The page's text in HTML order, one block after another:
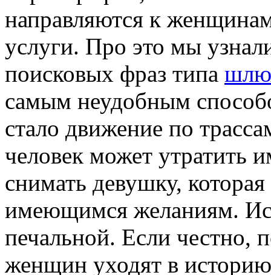
направляются к
услуги. Про это мы
поисковых фраз типа
самым неудобным
стало движение по
человек может утратить
снимать девушку, которая
имеющимся желаниям.
печальной. Если честно,
женщин уходят в